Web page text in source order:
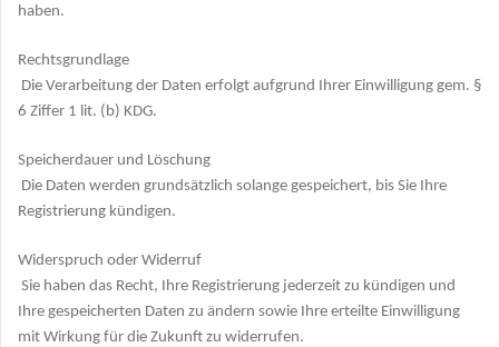
haben.
Rechtsgrundlage
Die Verarbeitung der Daten erfolgt aufgrund Ihrer Einwilligung gem. §
6 Ziffer 1 lit. (b) KDG.
Speicherdauer und Löschung
Die Daten werden grundsätzlich solange gespeichert, bis Sie Ihre
Registrierung kündigen.
Widerspruch oder Widerruf
Sie haben das Recht, Ihre Registrierung jederzeit zu kündigen und
Ihre gespeicherten Daten zu ändern sowie Ihre erteilte Einwilligung
mit Wirkung für die Zukunft zu widerrufen.